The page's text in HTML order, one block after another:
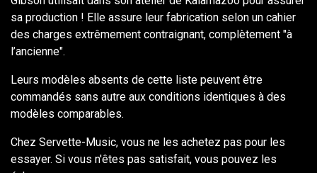
sa production ! Elle assure leur fabrication selon un cahier
des charges extrêmement contraignant, complètement "à
l’ancienne".
Leurs modèles absents de cette liste peuvent être
commandés sans autre aux conditions identiques à des
modèles comparables.
Chez Servette-Music, vous ne les achetez pas pour les
essayer. Si vous n'êtes pas satisfait, vous pouvez les